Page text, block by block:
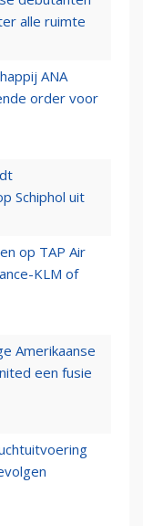
alle ruimte
ANA
order voor
Schiphol uit
op TAP Air
KLM of
Amerikaanse
een fusie